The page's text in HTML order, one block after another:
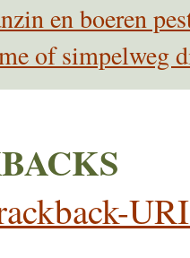
en boeren
of simpelweg